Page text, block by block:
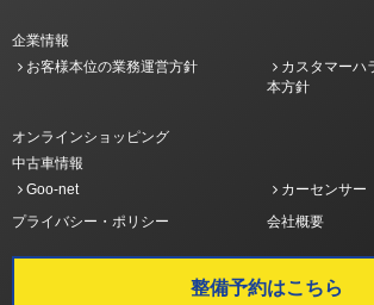
企業情報
お客様本位の業務運営方針
カスタマーハ
本方針
オンラインショッピング
中古車情報
Goo-net
カーセンサー
プライバシー・ポリシー
会社概要
整備予約はこちら